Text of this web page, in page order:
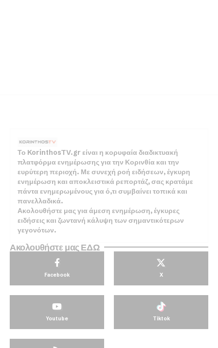
Το KorinthosTV.gr είναι η κορυφαία διαδικτυακή
πλατφόρμα ενημέρωσης για την Κορινθία και την
ευρύτερη περιοχή. Με συνεχή ροή ειδήσεων, έγκυρη
ενημέρωση και αποκλειστικά ρεπορτάζ, σας κρατάμε
πάντα ενημερωμένους για ό,τι συμβαίνει τοπικά και
πανελλαδικά.
Ακολουθήστε μας για άμεση ενημέρωση, έγκυρες
ειδήσεις και ζωντανή κάλυψη των σημαντικότερων
γεγονότων.
Ακολουθήστε μας ΕΔΩ
Facebook X
Youtube Tiktok